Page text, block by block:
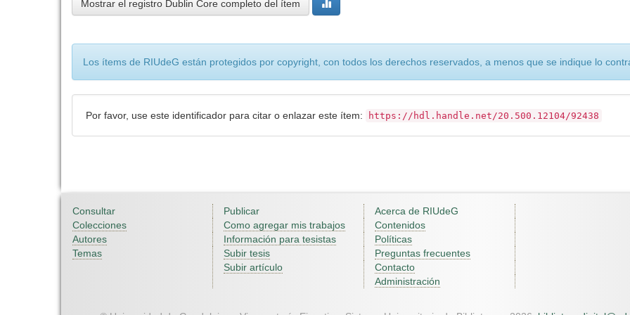
Mostrar el registro Dublin Core completo del ítem
Los ítems de RIUdeG están protegidos por copyright, con todos los derechos reservados, a menos que se indique lo
Por favor, use este identificador para citar o enlazar este ítem: https://hdl.handle.net/20.500.12104/92438
Consultar
Colecciones
Autores
Temas
Publicar
Como agregar mis trabajos
Información para tesistas
Subir tesis
Subir artículo
Acerca de RIUdeG
Contenidos
Políticas
Preguntas frecuentes
Contacto
Administración